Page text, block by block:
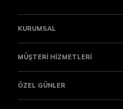
KURUMSAL
MÜŞTERİ HİZMETLERİ
ÖZEL GÜNLER